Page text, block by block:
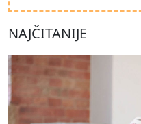
NAJČITANIJE